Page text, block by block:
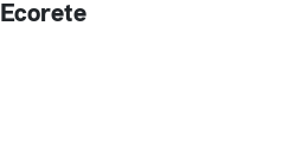
Ecorete